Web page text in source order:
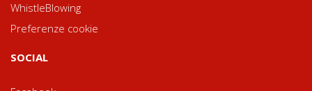
WhistleBlowing
Preferenze cookie
SOCIAL